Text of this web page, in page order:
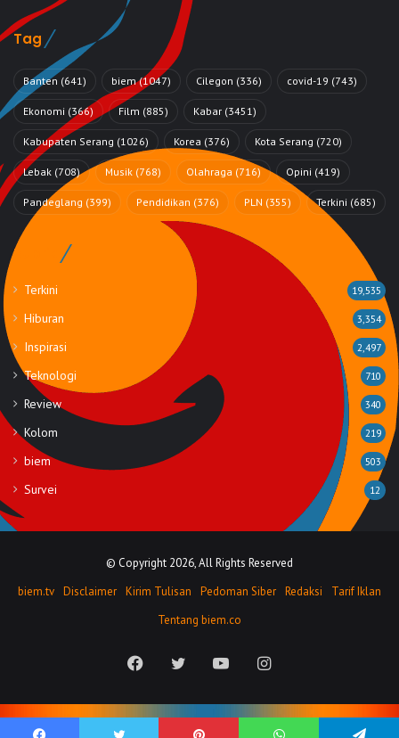
Tag
Banten (641) biem(1047) Cilegon (336) covid-19 (743)
Ekonomi (366) Film (885) Kabar (3451)
Kabupaten Serang (1026) Korea (376) Kota Serang (720)
Lebak (708) Musik (768) Olahraga (716) Opini (419)
Pandeglang (399) Pendidikan (376) PLN (355) Terkini (685)
Rubrik
Terkini 19,535
Hiburan 3,354
Inspirasi 2,497
Teknologi 710
Review 340
Kolom 219
biem 503
Survei 12
© Copyright 2026, All Rights Reserved
biem.tv Disclaimer Kirim Tulisan Pedoman Siber Redaksi
Tarif Iklan
Tentang biem.co
FacebookTwitter YouTubeInstagram